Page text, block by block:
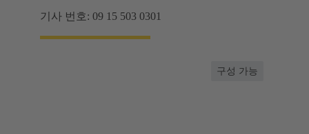
기사 번호: 09 15 503 0301
구성 가능